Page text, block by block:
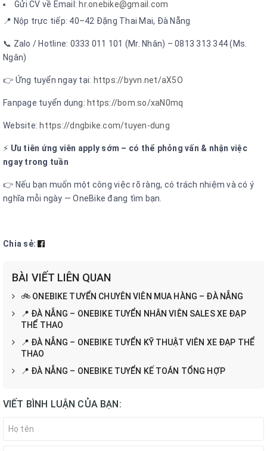
Gửi CV về Email:hr.onebike@gmail.com
📍 Nộp trực tiếp: 40–42 Đặng Thai Mai, Đà Nẵng
📞 Zalo / Hotline: 0333 011 101 (Mr. Nhân) – 0813 313 344 (Ms.
Ngân)
👉 Ứng tuyển ngay tại: https://byvn.net/aX5O
Fanpage tuyển dụng: https://bom.so/xaN0mq
Website: https://dngbike.com/tuyen-dung
⚡ Ưu tiên ứng viên apply sớm – có thể phỏng vấn & nhận việc
ngay trong tuần
👉 Nếu bạn muốn một công việc rõ ràng, có trách nhiệm và có ý
nghĩa mỗi ngày — OneBike đang tìm bạn.
Chia sẻ:
BÀI VIẾT LIÊN QUAN
🚲 ONEBIKE TUYỂN CHUYÊN VIÊN MUA HÀNG – ĐÀ NẴNG
📍 ĐÀ NẴNG – ONEBIKE TUYỂN NHÂN VIÊN SALES XE ĐẠP
THỂ THAO
📍 ĐÀ NẴNG – ONEBIKE TUYỂN KỸ THUẬT VIÊN XE ĐẠP THỂ
THAO
📍 ĐÀ NẴNG – ONEBIKE TUYỂN KẾ TOÁN TỔNG HỢP
VIẾT BÌNH LUẬN CỦA BẠN: